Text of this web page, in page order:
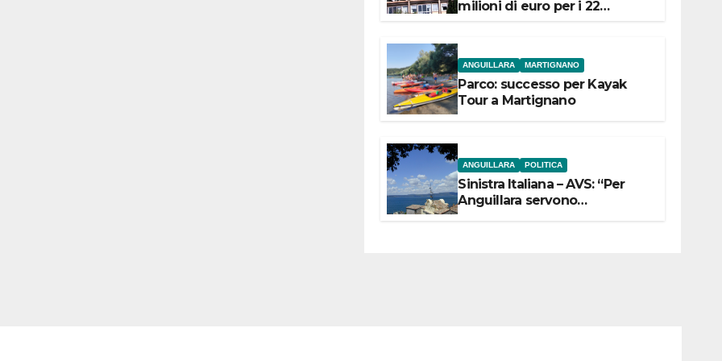
milioni di euro per i 22
ANGUILLARA MARTIGNANO
Parco: successo per Kayak
Tour a Martignano
ANGUILLARA POLITICA
Sinistra Italiana – AVS: “Per
Anguillara servono